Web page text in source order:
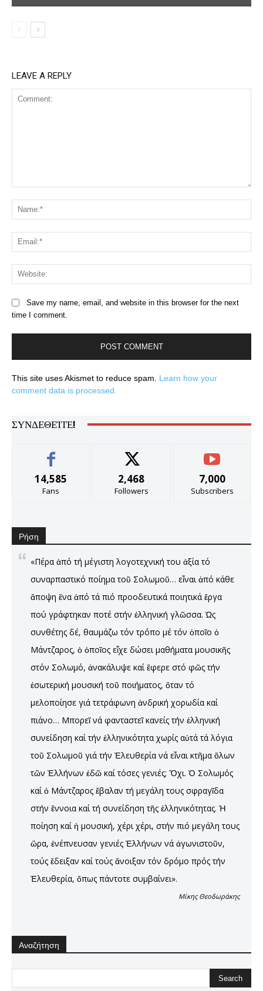
LEAVE A REPLY
Save my name, email, and website in this browser for the next
time I comment.
This site uses Akismet to reduce spam. Learn how your
comment data is processed.
ΣΥΝΔΕΘΕΊΤΕ!
14,585
Fans
2,468
Followers
7,000
Subscribers
Ρήση
«Πέρα ἀπό τή μέγιστη λογοτεχνική του ἀξία τό
συναρπαστικό ποίημα τοῦ Σολωμοῦ… εἶναι ἀπό κάθε
ἄποψη ἕνα ἀπό τά πιό προοδευτικά ποιητικά ἔργα
πού γράφτηκαν ποτέ στήν ἑλληνική γλῶσσα. Ὡς
συνθέτης δέ, θαυμάζω τόν τρόπο μέ τόν ὁποῖο ὁ
Μάντζαρος, ὁ ὁποῖος εἶχε δώσει μαθήματα μουσικῆς
στόν Σολωμό, ἀνακάλυψε καί ἔφερε στό φῶς τήν
ἐσωτερική μουσική τοῦ ποιήματος, ὅταν τό
μελοποίησε γιά τετράφωνη ἀνδρική χορωδία καί
πιάνο… Μπορεῖ νά φανταστεῖ κανείς τήν ἑλληνική
συνείδηση καί τήν ἑλληνικότητα χωρίς αὐτά τά λόγια
τοῦ Σολωμοῦ γιά τήν Ἐλευθερία νά εἶναι κτῆμα ὅλων
τῶν Ἑλλήνων ἐδῶ καί τόσες γενιές; Ὄχι. Ὁ Σολωμός
καί ὁ Μάντζαρος ἔβαλαν τή μεγάλη τους σφραγῖδα
στήν ἔννοια καί τή συνείδηση τῆς ἑλληνικότητας. Ἡ
ποίηση καί ἡ μουσική, χέρι χέρι, στήν πιό μεγάλη τους
ὥρα, ἐνέπνευσαν γενιές Ἑλλήνων νά ἀγωνιστοῦν,
τούς ἔδειξαν καί τούς ἄνοιξαν τόν δρόμο πρός τήν
Ἐλευθερία, ὅπως πάντοτε συμβαίνει».
Μίκης Θεοδωράκης
Αναζήτηση